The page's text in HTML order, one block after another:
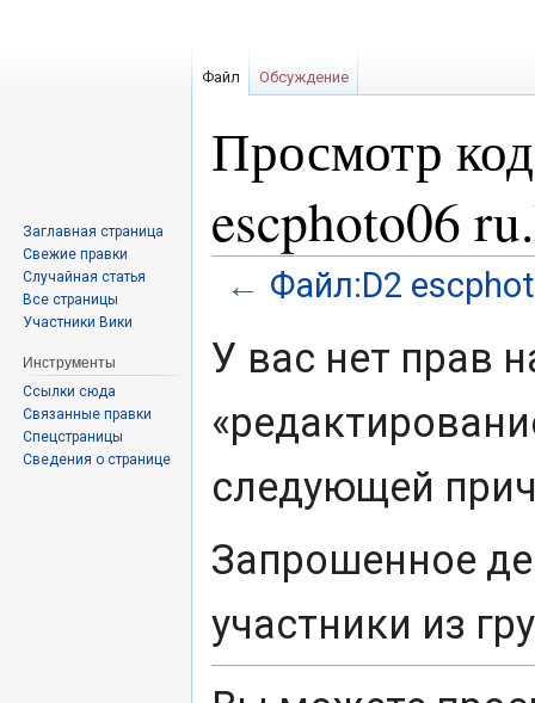
Просмотр
escphoto06
← Файл:D2
У вас нет прав
следующей
Запрошенное
участники из
Файл Обсуждение
Заглавная страница
Свежие правки
Случайная статья
Все страницы
Участники Вики
Инструменты
Ссылки сюда
Связанные правки
Спецстраницы
Сведения о странице